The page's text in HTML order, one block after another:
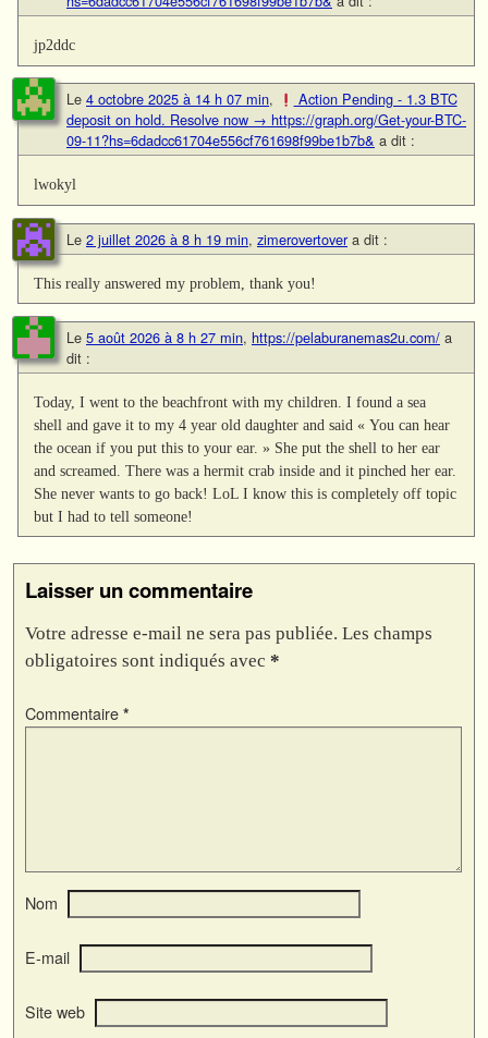
jp2ddc
Le 4 octobre 2025 à 14 h 07 min,
Action Pending - 1.3 BTC
deposit on hold. Resolve now → https://graph.org/Get-your-BTC-
09-11?hs=6dadcc61704e556cf761698f99be1b7b& a dit :
lwokyl
Le 2 juillet 2026 à 8 h 19 min, zimerovertover a dit :
This really answered my problem, thank you!
Le 5 août 2026 à 8 h 27 min, https://pelaburanemas2u.com/ a
dit :
Today, I went to the beachfront with my children. I found a sea
shell and gave it to my 4 year old daughter and said « You can hear
the ocean if you put this to your ear. » She put the shell to her ear
and screamed. There was a hermit crab inside and it pinched her ear.
She never wants to go back! LoL I know this is completely off topic
but I had to tell someone!
Laisser un commentaire
Votre adresse e-mail ne sera pas publiée. Les champs
obligatoires sont indiqués avec *
Commentaire *
Nom
E-mail
Site web